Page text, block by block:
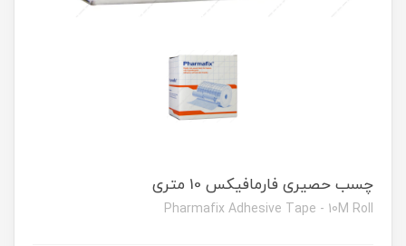
چسب حصیری فارمافیکس 10 متری
Pharmafix Adhesive Tape - 10M Roll